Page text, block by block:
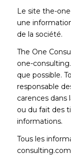
Le site the-
une
de la société.
The One
one-
que possible.
responsable
carences dans
ou du fait des
informations.
Tous les